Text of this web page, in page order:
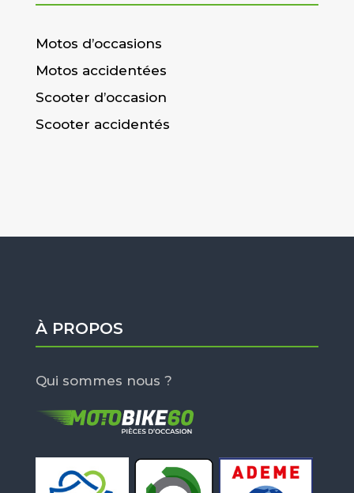
Motos d’occasions
Motos accidentées
Scooter d’occasion
Scooter accidentés
À PROPOS
Qui sommes nous ?